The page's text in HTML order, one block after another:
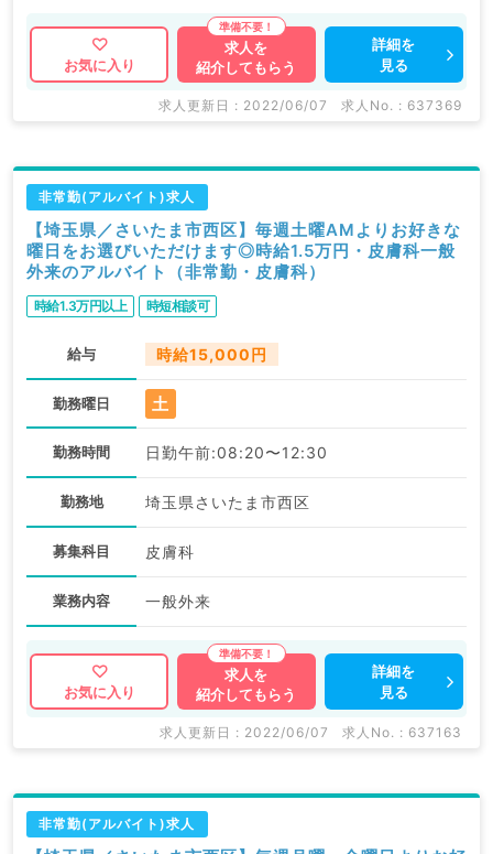
お気に入り
求人を
紹介してもらう
詳細を
見る
求人更新日 : 2022/06/07 求人No. : 637369
非常勤(アルバイト)求人
【埼玉県／さいたま市西区】毎週土曜AMよりお好きな
曜日をお選びいただけます◎時給1.5万円・皮膚科一般
外来のアルバイト（非常勤・皮膚科）
時給1.3万円以上 時短相談可
給与 時給15,000円
勤務曜日 土
勤務時間 日勤午前:08:20〜12:30
勤務地 埼玉県さいたま市西区
募集科目 皮膚科
業務内容 一般外来
お気に入り
求人を
紹介してもらう
詳細を
見る
求人更新日 : 2022/06/07 求人No. : 637163
非常勤(アルバイト)求人